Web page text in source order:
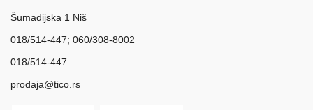
Šumadijska 1 Niš
018/514-447; 060/308-8002
018/514-447
prodaja@tico.rs